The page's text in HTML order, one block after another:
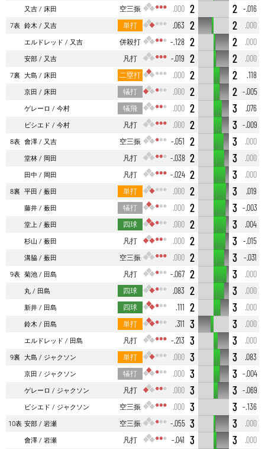
又吉
床田 空三振 .000 2 2
-.016
7表 鈴木 又吉 単打 .063 2 2
.000
エルドレッド
又吉 併殺打 -.128 2 2
.000
安部
又吉 凡打 -.019 2 2
.000
7裏 大島 床田 二塁打 .000 2 2
.118
京田
床田 犠打 .000 2 2 -.005
ゲレーロ
今村 犠飛 .000 2 3
.076
ビシエド
今村 凡打 .000 2 3 -.009
8表 會澤 又吉 空三振 -.051 2 3
.000
堂林
岡田 凡打 -.038 2 3
.000
田中
岡田 凡打 -.024 2 3
.000
8裏 平田 薮田 単打 .000 2 3
.019
藤井
薮田 犠打 .000 2 3 -.003
堂上
薮田 四球 .000 2 3
.004
杉山
薮田 凡打 .000 2 3
-.015
溝脇
薮田 空三振 .000 2 3
-.031
9表 菊池 田島 凡打 -.067 2 3
.000
丸
田島 四球 .083 2 3
.000
新井
田島 四球 .111 2 3
.000
鈴木
田島 単打 .311 3 3
.000
エルドレッド
田島 凡打 -.213 3 3
.000
9裏 大島 ジャクソン 単打 .000 3 3
.083
京田
ジャクソン 犠打 .000 3 3 -.004
ゲレーロ
ジャクソン 凡打 .000 3 3 -.069
ビシエド
ジャクソン 空三振 .000 3 3 -.136
10表 安部 岩瀬 空三振 -.055 3 3
.000
會澤
岩瀬 凡打 -.041 3 3
.000